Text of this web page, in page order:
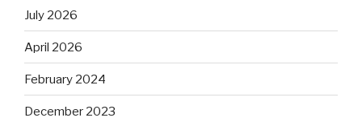
July 2026
April 2026
February 2024
December 2023